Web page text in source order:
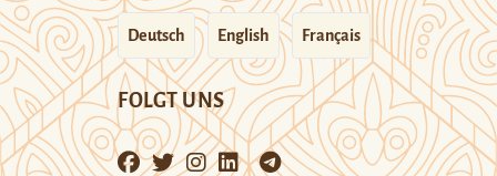
Deutsch English Français
FOLGT UNS